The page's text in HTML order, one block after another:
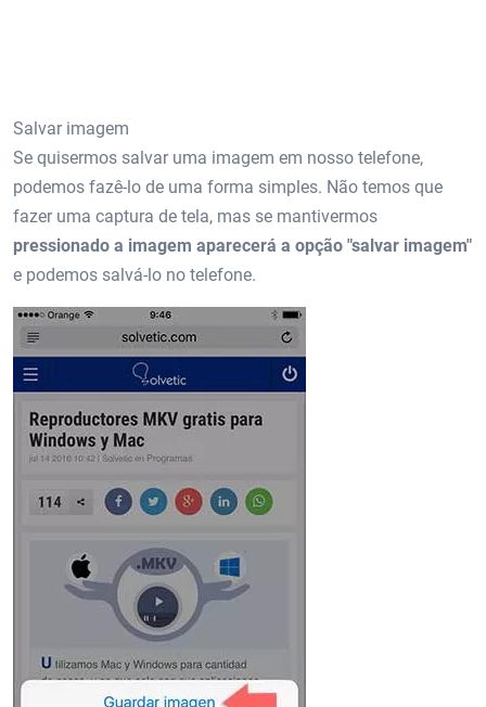
Salvar imagem
Se quisermos salvar uma imagem em nosso telefone,
podemos fazê-lo de uma forma simples. Não temos que
fazer uma captura de tela, mas se mantivermos
pressionado a imagem aparecerá a opção "salvar imagem"
e podemos salvá-lo no telefone.